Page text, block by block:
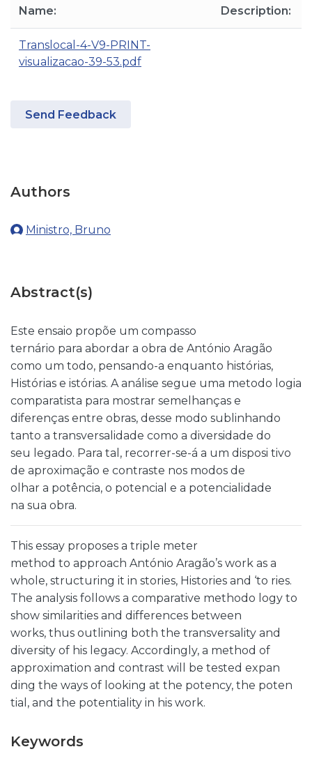
Name: Description:
Translocal-4-V9-PRINT-
visualizacao-39-53.pdf
Send Feedback
Authors
Ministro, Bruno
Abstract(s)
Este ensaio propõe um compasso
ternário para abordar a obra de António Aragão
como um todo, pensando-a enquanto histórias,
Histórias e istórias. A análise segue uma metodo logia
comparatista para mostrar semelhanças e
diferenças entre obras, desse modo sublinhando
tanto a transversalidade como a diversidade do
seu legado. Para tal, recorrer-se-á a um disposi tivo
de aproximação e contraste nos modos de
olhar a potência, o potencial e a potencialidade
na sua obra.
This essay proposes a triple meter
method to approach António Aragão’s work as a
whole, structuring it in stories, Histories and ‘to ries.
The analysis follows a comparative methodo logy to
show similarities and differences between
works, thus outlining both the transversality and
diversity of his legacy. Accordingly, a method of
approximation and contrast will be tested expan
ding the ways of looking at the potency, the poten
tial, and the potentiality in his work.
Keywords